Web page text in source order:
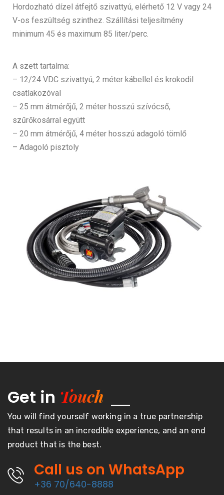
Hordozható dízel átfejtő szivattyú, elérhető 12 V vagy 24
V-os feszültség szinthez. Szállítási teljesítmény
minimum 45 és maximum 85 liter/perc.
A szett tartalma:
– 12/24 VDC szivattyú, 2 méter kábellel és krokodil
csatlakozóval
– 25 mm átmérőjű, 2 méter hosszú szívócső,
szűrőkosárral együtt
– 20 mm átmérőjű, 4 méter hosszú adagoló tömlő
– Adagoló pisztoly
Get in Touch
You will find yourself working in a true partnership
that results in an incredible experience, and an end
product that is the best.
Call us on WhatsApp
+36 70/640-8888